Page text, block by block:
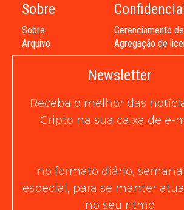
Sobre
Sobre
Arquivo
Gerenciamento
Agregação de
Newsletter
Receba o melhor das
Cripto na sua caixa de e-
no formato diário,
especial, para se manter
no seu ritmo